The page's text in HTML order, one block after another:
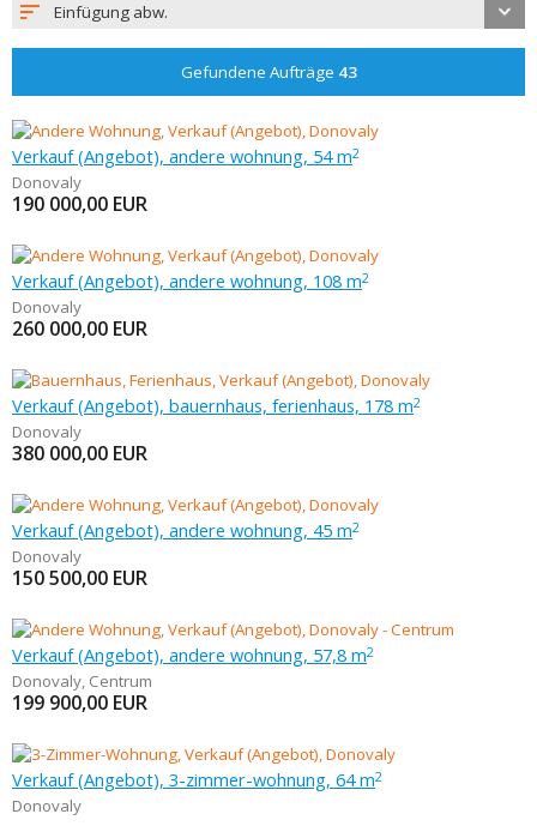
Einfügung abw.
Gefundene Aufträge 43
Verkauf (Angebot), andere wohnung, 54 m2
Donovaly
190 000,00 EUR
Verkauf (Angebot), andere wohnung, 108 m2
Donovaly
260 000,00 EUR
Verkauf (Angebot), bauernhaus, ferienhaus, 178 m2
Donovaly
380 000,00 EUR
Verkauf (Angebot), andere wohnung, 45 m2
Donovaly
150 500,00 EUR
Verkauf (Angebot), andere wohnung, 57,8 m2
Donovaly, Centrum
199 900,00 EUR
Verkauf (Angebot), 3-zimmer-wohnung, 64 m2
Donovaly